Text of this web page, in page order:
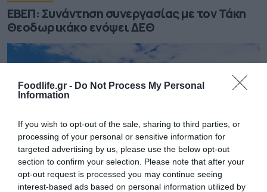
Foodlife.gr - Do Not Process My Personal
Information
If you wish to opt-out of the sale, sharing to third parties, or
processing of your personal or sensitive information for
targeted advertising by us, please use the below opt-out
section to confirm your selection. Please note that after your
opt-out request is processed you may continue seeing
interest-based ads based on personal information utilized by
ΕΒΕΠ: Συνάντηση συνεργασίας με τον Τάκη
Θεοδωρικάκο ενόψει ΔΕΘ